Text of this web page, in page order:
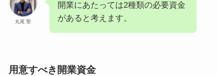
丸尾 聖
開業にあたっては2種類の必要資金
があると考えます。
用意すべき開業資金